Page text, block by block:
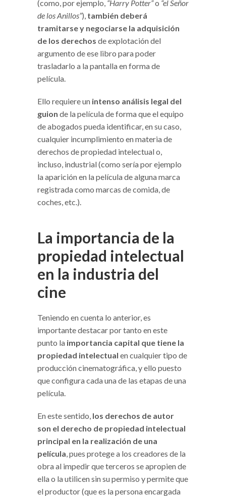
(como, por ejemplo, “Harry Potter”o “el Señor
de los Anillos”), también deberá
tramitarse y negociarse la adquisición
de los derechos de explotación del
argumento de ese libro para poder
trasladarlo a la pantalla en forma de
película.
Ello requiere un intenso análisis legal del
guion de la película de forma que el equipo
de abogados pueda identificar, en su caso,
cualquier incumplimiento en materia de
derechos de propiedad intelectual o,
incluso, industrial (como sería por ejemplo
la aparición en la película de alguna marca
registrada como marcas de comida, de
coches, etc.).
La importancia de la
propiedad intelectual
en la industria del
cine
Teniendo en cuenta lo anterior, es
importante destacar por tanto en este
punto la importancia capital que tiene la
propiedad intelectual en cualquier tipo de
producción cinematográfica, y ello puesto
que configura cada una de las etapas de una
película.
En este sentido, los derechos de autor
son el derecho de propiedad intelectual
principal en la realización de una
película, pues protege a los creadores de la
obra al impedir que terceros se apropien de
ella o la utilicen sin su permiso y permite que
el productor (que es la persona encargada